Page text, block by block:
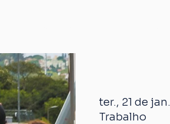
ter., 21 de jan.
Trabalho